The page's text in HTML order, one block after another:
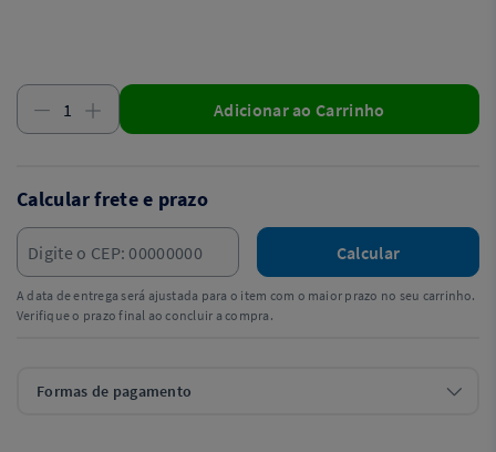
Adicionar ao Carrinho
Calcular frete e prazo
Calcular
A data de entrega será ajustada para o item com o maior prazo no seu carrinho.
Verifique o prazo final ao concluir a compra.
Formas de pagamento